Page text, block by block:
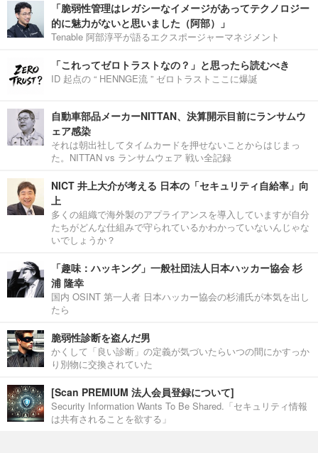
「脆弱性管理はレガシーなイメージがあってテクノロジー
的に魅力がないと思いました（阿部）」
Tenable 阿部淳平が語るエクスポージャーマネジメント
「これってゼロトラストなの？」と思ったら読むべき
ID 起点の “ HENNGE流 ” ゼロトラストここに爆誕
自動車部品メーカーNITTAN、決算開示目前にランサムウ
ェア感染
それは朝出社してタイムカードを押せないことからはじまっ
た。NITTAN vs ランサムウェア 戦い全記録
NICT 井上大介が考える 日本の「セキュリティ自給率」向
上
多くの組織で海外製のアプライアンスを導入していますが自分
たちがどんな仕組みで守られているかわかっていないんじゃな
いでしょうか？
「趣味：ハッキング」一般社団法人日本ハッカー協会 杉
浦 隆幸
国内 OSINT 第一人者 日本ハッカー協会の杉浦氏が本気を出し
たら
脆弱性診断を盗んだ男
かくして「良い診断」の定義が気づいたらいつの間にかすっか
り別物に交換されていた
[Scan PREMIUM 法人会員登録について]
Security Information Wants To Be Shared.「セキュリティ情報
は共有されることを欲する」